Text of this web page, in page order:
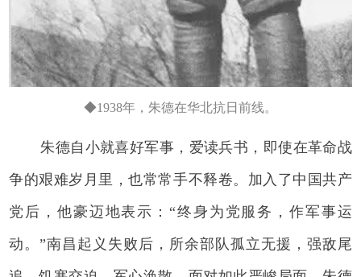
◆1938年，朱德在华北抗日前线。
朱德自小就喜好军事，爱读兵书，即使在革命战
争的艰难岁月里，也常常手不释卷。加入了中国共产
党后，他豪迈地表示：“终身为党服务，作军事运
动。”南昌起义失败后，所余部队孤立无援，强敌尾